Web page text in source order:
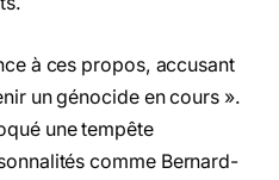
à ces propos, accusant
un génocide en cours ».
une tempête
comme Bernard-